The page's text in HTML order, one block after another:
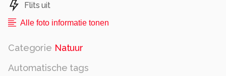
Flits uit
Alle foto informatie tonen
Categorie Natuur
Automatische tags